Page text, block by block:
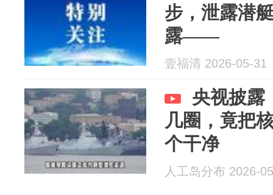
步，泄露潜
露——
壹福清 2026-05-31
央视披露
几圈，竟把
个干净
人工岛分布 2026-